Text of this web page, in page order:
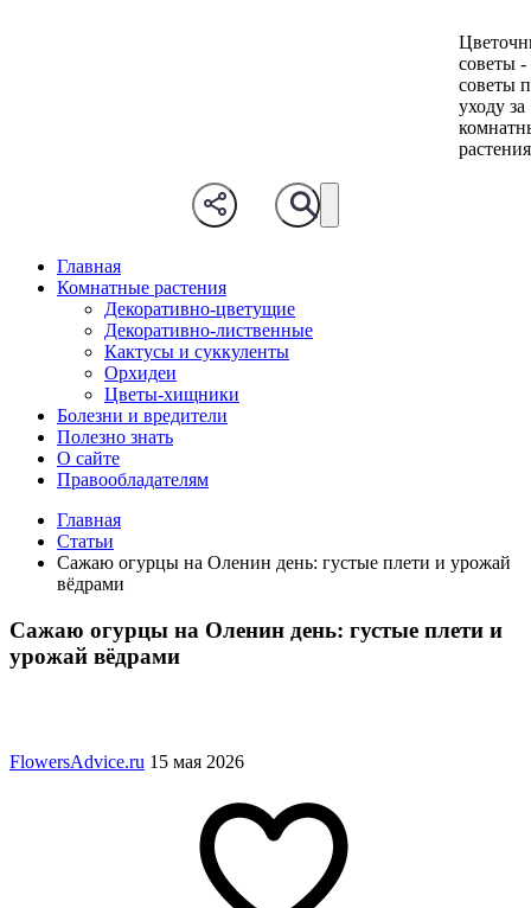
советы -
советы
уходу за
Главная
Комнатные растения
Декоративно-цветущие
Декоративно-лиственные
Кактусы и суккуленты
Орхидеи
Цветы-хищники
Болезни и вредители
Полезно знать
О сайте
Правообладателям
Главная
Статьи
Сажаю огурцы на Оленин день: густые плети и урожай
вёдрами
Сажаю огурцы на Оленин день: густые плети и
урожай вёдрами
FlowersAdvice.ru 15 мая 2026